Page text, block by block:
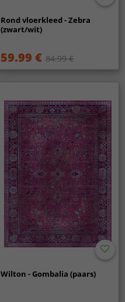
Rond vloerkleed - Zebra
(zwart/wit)
59.99 € 84.99 €
Wilton - Gombalia (paars)